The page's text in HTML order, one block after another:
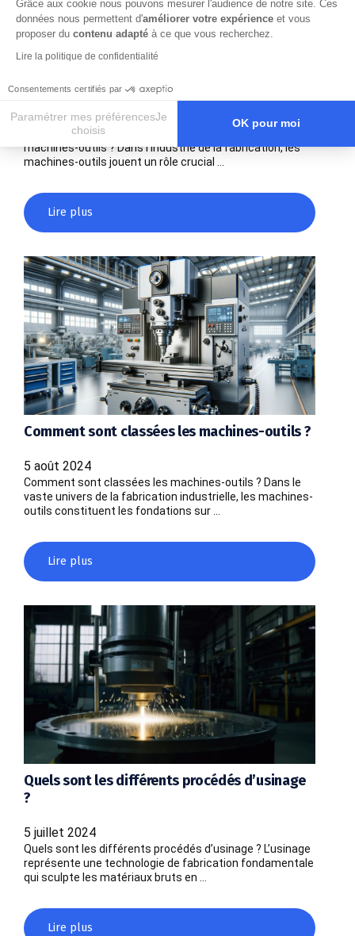
Grâce aux cookie nous pouvons mesurer l'audience de notre site. Ces
données nous permettent d'améliorer votre expérience et vous
proposer du contenu adapté à ce que vous recherchez.
Lire la politique de confidentialité
Consentements certifiés par
Paramétrer mes préférencesJe
choisis
OK pour moi
Axeptio consent
Plateforme de Gestion du Consentement : Personnalisez vos
Comment éviter le pourrissement des
lubrifiants des machines-outils ?
12 septembre 2024
Comment éviter le pourrissement des lubrifiants des
machines-outils ? Dans l’industrie de la fabrication, les
machines-outils jouent un rôle crucial …
Lire plus
Comment sont classées les machines-outils ?
5 août 2024
Comment sont classées les machines-outils ? Dans le
vaste univers de la fabrication industrielle, les machines-
outils constituent les fondations sur …
Lire plus
Quels sont les différents procédés d’usinage
?
5 juillet 2024
Quels sont les différents procédés d’usinage ? L’usinage
représente une technologie de fabrication fondamentale
qui sculpte les matériaux bruts en …
Lire plus